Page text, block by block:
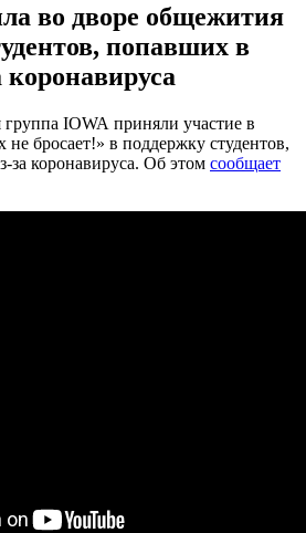
во дворе общежития
попавших в
коронавируса
IOWA приняли участие в
не бросает!» в поддержку студентов,
коронавируса. Об этом сообщает